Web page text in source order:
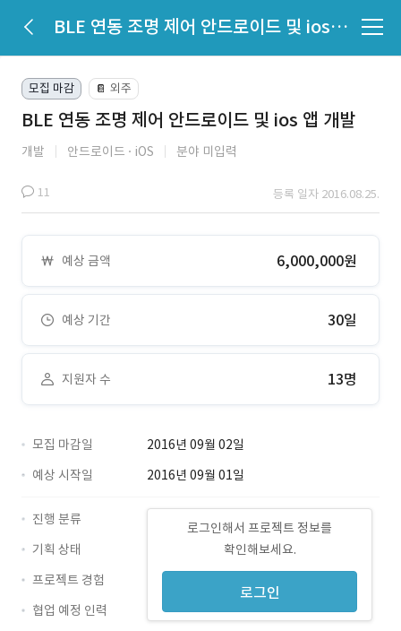
BLE 연동 조명 제어 안드로이드 및 ios 앱 개발
모집 마감 📔 외주
BLE 연동 조명 제어 안드로이드 및 ios 앱 개발
개발 안드로이드 iOS 분야 미입력
11 등록 일자 2016.08.25.
예상 금액 6,000,000원
예상 기간 30일
지원자 수 13명
모집 마감일
2016년 09월 02일
예상 시작일
2016년 09월 01일
로그인해서 프로젝트 정보를
확인해보세요.
로그인
진행 분류
기획 상태
프로젝트 경험
협업 예정 인력